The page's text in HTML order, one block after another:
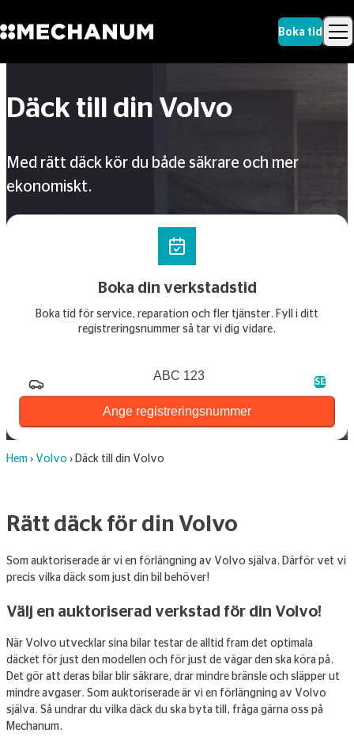
Boka tid
Däck till din Volvo
Med rätt däck kör du både säkrare och mer
ekonomiskt.
Boka din verkstadstid
Boka tid för service, reparation och fler tjänster. Fyll i ditt
registreringsnummer så tar vi dig vidare.
SE
Ange registreringsnummer
Hem › Volvo › Däck till din Volvo
Rätt däck för din Volvo
Som auktoriserade är vi en förlängning av Volvo själva. Därför vet vi
precis vilka däck som just din bil behöver!
Välj en auktoriserad verkstad för din Volvo!
När Volvo utvecklar sina bilar testar de alltid fram det optimala
däcket för just den modellen och för just de vägar den ska köra på.
Det gör att deras bilar blir säkrare, drar mindre bränsle och släpper ut
mindre avgaser. Som auktoriserade är vi en förlängning av Volvo
själva. Så undrar du vilka däck du ska byta till, fråga gärna oss på
Mechanum.